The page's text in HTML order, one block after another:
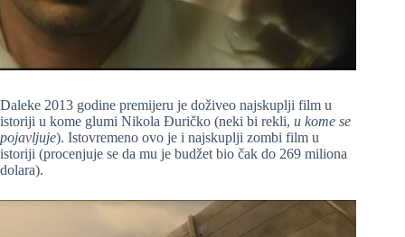
Daleke 2013 godine premijeru je doživeo najskuplji film u
istoriji u kome glumi Nikola Đuričko (neki bi rekli, u kome se
pojavljuje). Istovremeno ovo je i najskuplji zombi film u
istoriji (procenjuje se da mu je budžet bio čak do 269 miliona
dolara).